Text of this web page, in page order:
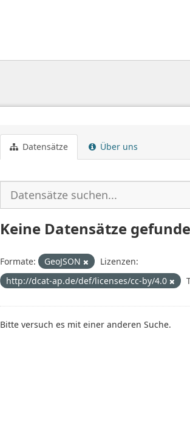
Datensätze Über uns
Keine Datensätze
Formate: GeoJSON
Lizenzen:
http://dcat-ap.de/def/licenses/cc-by/4.0
Bitte versuch es mit einer anderen Suche.